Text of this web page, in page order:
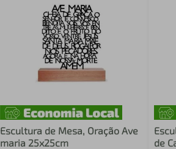
Escultura de Mesa, Oração Ave
maria 25x25cm
de